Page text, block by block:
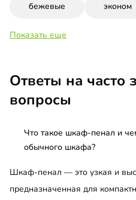
бежевые эконом
Показать еще
Ответы на часто
вопросы
Что такое шкаф-пенал и
обычного шкафа?
Шкаф-пенал — это узкая и
предназначенная для